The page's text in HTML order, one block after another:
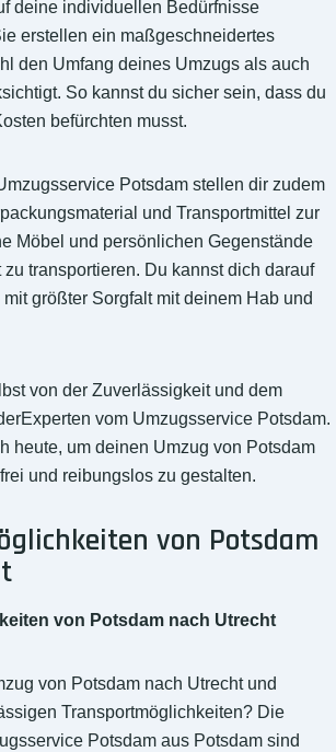
deine individuellen Bedürfnisse
erstellen ein maßgeschneidertes
den Umfang deines Umzugs als auch
So kannst du sicher sein, dass du
befürchten musst.
Potsdam stellen dir zudem
und Transportmittel zur
Möbel und persönlichen Gegenstände
transportieren. Du kannst dich darauf
größter Sorgfalt mit deinem Hab und
von der Zuverlässigkeit und dem
vom Umzugsservice Potsdam.
heute, um deinen Umzug von Potsdam
und reibungslos zu gestalten.
von Potsdam
von Potsdam nach Utrecht
von Potsdam nach Utrecht und
Transportmöglichkeiten? Die
Potsdam aus Potsdam sind